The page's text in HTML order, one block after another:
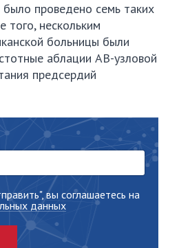
было проведено семь таких
того, нескольким
больницы были
аблации АВ-узловой
предсердий
вы соглашаетесь на
данных